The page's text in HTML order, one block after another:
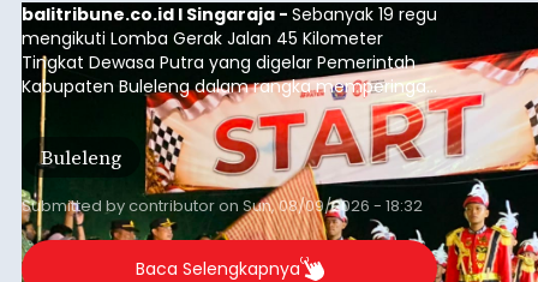
balitribune.co.id I Singaraja - Sebanyak 19 regu
mengikuti Lomba Gerak Jalan 45 Kilometer
Tingkat Dewasa Putra yang digelar Pemerintah
Kabupaten Buleleng dalam rangka memperingati
HUT ke-81 Kemerdekaan Republik Indonesia.
Lomba resmi dimulai dari Lapangan Sepak Bola
Desa Celukan Bawang, Sabtu (8/8/2026) malam.
Buleleng
Submitted bycontributoron Sun, 08/09/2026 - 18:32
Baca Selengkapnya